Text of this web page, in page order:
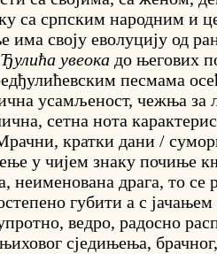
са српским народним и
има своју еволуцију од
Ђулића увеока до његових
песмама
усамљеност, чежња за
сетна нота
кратки дани /
у чијем знаку почиње
неименована драга, то се
губити а с јачањем
ведро, радосно
сједињења,